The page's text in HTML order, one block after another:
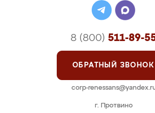
г. Протвино
8 (800) 511-89-
ОБРАТНЫЙ ЗВОНОК
corp-